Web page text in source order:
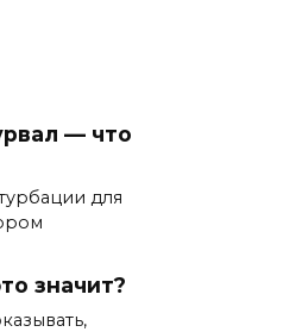
— что
для
значит?